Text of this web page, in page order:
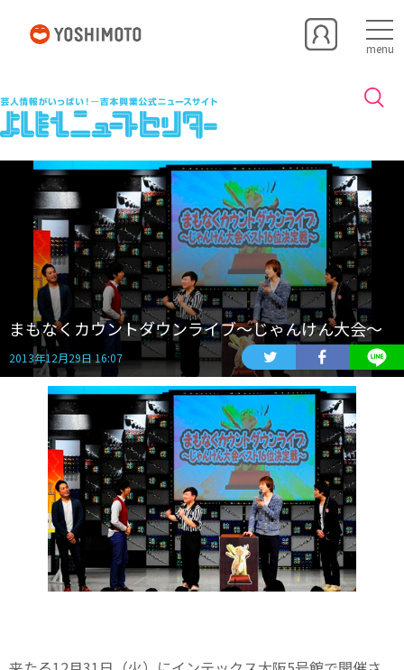
menu
まもなくカウントダウンライブ～じゃんけん大会～
2013年12月29日 16:07